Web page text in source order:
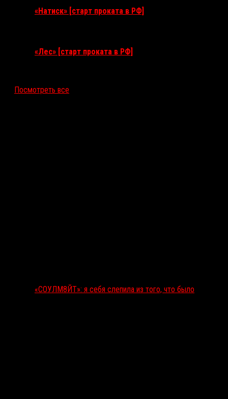
«Натиск» [старт проката в РФ]
«Лес» [старт проката в РФ]
Посмотреть все
«СОУЛМ8ЙТ»: я себя слепила из того, что было